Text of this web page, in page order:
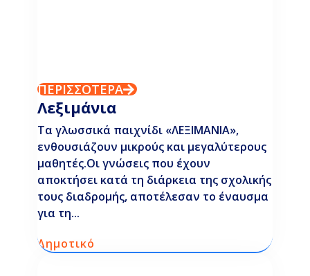
ΠΕΡΙΣΣΟΤΕΡΑ
Λεξιμάνια
Τα γλωσσικά παιχνίδι «ΛΕΞΙΜΑΝΙΑ»,
ενθουσιάζουν μικρούς και μεγαλύτερους
μαθητές.Οι γνώσεις που έχουν
αποκτήσει κατά τη διάρκεια της σχολικής
τους διαδρομής, αποτέλεσαν το έναυσμα
για τη...
Δημοτικό